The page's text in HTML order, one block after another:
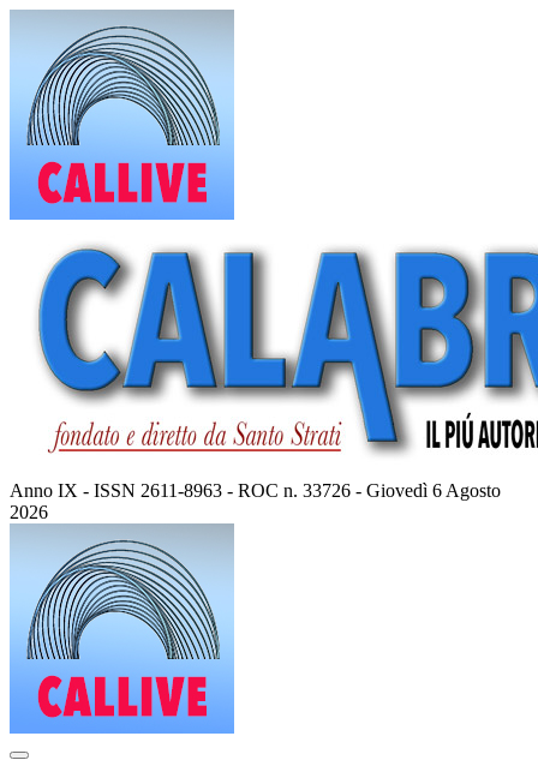
contenuto
Anno IX - ISSN 2611-8963 - ROC n. 33726 - Giovedì 6 Agosto
2026